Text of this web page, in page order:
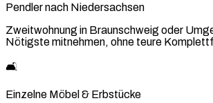
Pendler nach Niedersachsen
Zweitwohnung in Braunschweig oder
Nötigste mitnehmen, ohne teure
🛋️
Einzelne Möbel & Erbstücke